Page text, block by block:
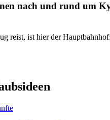
nach und rund um
reist, ist hier der